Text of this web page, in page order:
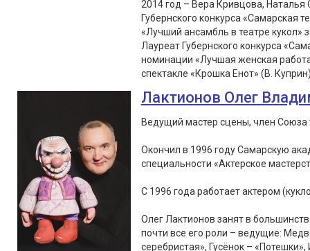
2014 год – Вера Кривцова,
Губернского конкурса «Самарская
«Лучший ансамбль в театре кукол»
Лауреат Губернского конкурса
номинации «Лучшая женская
спектакле «Крошка Енот» (В.
Лактионов Олег
Ведущий мастер сцены, член Союза
Окончил в 1996 году Самарскую
специальности «Актерское
С 1996 года работает актером
Олег Лактионов занят в
почти все его роли – ведущие:
серебристая», Гусёнок –